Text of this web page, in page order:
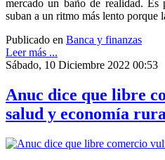
mercado un baño de realidad.
suban a un ritmo más lento porque
Publicado en Banca y finanzas
Leer más ...
Sábado, 10 Diciembre 2022 00:53
Anuc dice que libre
salud y economía